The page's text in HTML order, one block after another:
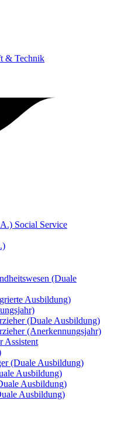
& Technik
Social Service
(Duale
Ausbildung)
(Duale Ausbildung)
(Anerkennungsjahr)
Assistent
(Duale Ausbildung)
Ausbildung)
Ausbildung)
Ausbildung)